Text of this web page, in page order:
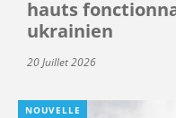
hauts
ukrainien
20 Juillet 2026
NOUVELLE